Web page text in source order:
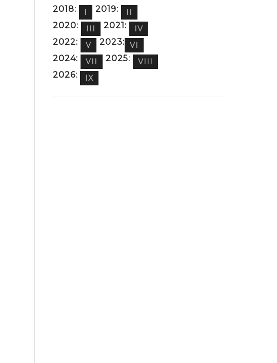
2018: I 2019: II
2020: III 2021: IV
2022: V 2023: VI
2024: VII 2025: VIII
2026: IX